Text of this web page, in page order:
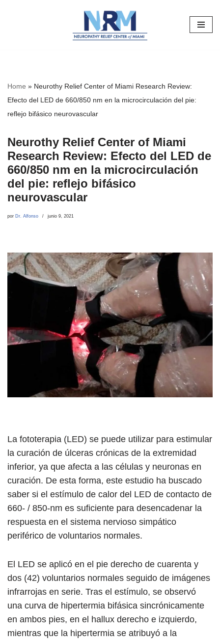
Home » Neurothy Relief Center of Miami Research Review:
Efecto del LED de 660/850 nm en la microcirculación del pie:
reflejo bifásico neurovascular
Neurothy Relief Center of Miami
Research Review: Efecto del LED de
660/850 nm en la microcirculación
del pie: reflejo bifásico
neurovascular
por Dr. Alfonso junio 9, 2021
La fototerapia (LED) se puede utilizar para estimular
la curación de úlceras crónicas de la extremidad
inferior, ya que afecta a las células y neuronas en
curación. De esta forma, este estudio ha buscado
saber si el estímulo de calor del LED de contacto de
660- / 850-nm es suficiente para desencadenar la
respuesta en el sistema nervioso simpático
periférico de voluntarios normales.
El LED se aplicó en el pie derecho de cuarenta y
dos (42) voluntarios normales seguido de imágenes
infrarrojas en serie. Tras el estímulo, se observó
una curva de hipertermia bifásica sincrónicamente
en ambos pies, en el hallux derecho e izquierdo,
mientras que la hipertermia se atribuyó a la